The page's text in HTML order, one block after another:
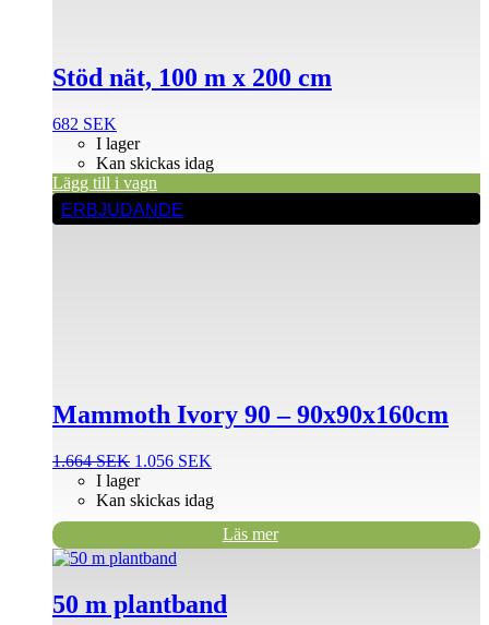
Stöd nät, 100 m x 200 cm
682 SEK
I lager
Kan skickas idag
Lägg till i vagn
ERBJUDANDE
Mammoth Ivory 90 – 90x90x160cm
1.664SEK Det
ursprungliga
priset
var:
1.056 SEK
priset
är:
1.056 SEK.
I lager
Kan skickas idag
Läs mer
50 m plantband